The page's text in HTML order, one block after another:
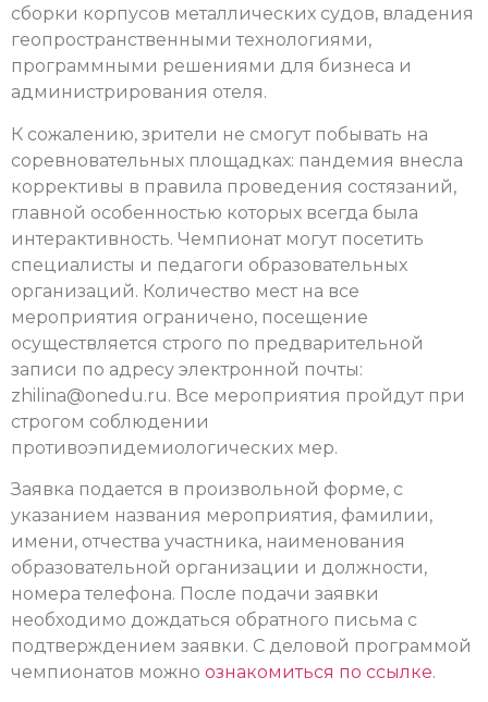
сборки корпусов металлических судов, владения
геопространственными технологиями,
программными решениями для бизнеса и
администрирования отеля.
К сожалению, зрители не смогут побывать на
соревновательных площадках: пандемия внесла
коррективы в правила проведения состязаний,
главной особенностью которых всегда была
интерактивность. Чемпионат могут посетить
специалисты и педагоги образовательных
организаций. Количество мест на все
мероприятия ограничено, посещение
осуществляется строго по предварительной
записи по адресу электронной почты:
zhilina@onedu.ru. Все мероприятия пройдут при
строгом соблюдении
противоэпидемиологических мер.
Заявка подается в произвольной форме, с
указанием названия мероприятия, фамилии,
имени, отчества участника, наименования
образовательной организации и должности,
номера телефона. После подачи заявки
необходимо дождаться обратного письма с
подтверждением заявки. С деловой программой
чемпионатов можно ознакомиться по ссылке.